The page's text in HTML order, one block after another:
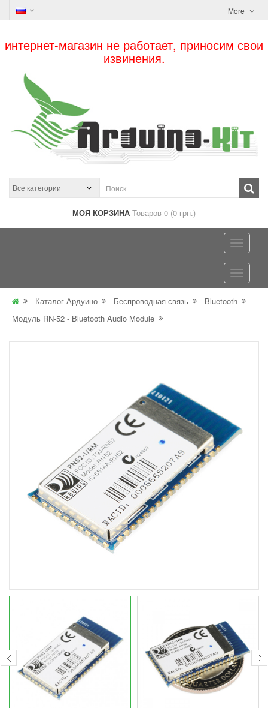
More
интернет-магазин не работает, приносим свои
извинения.
МОЯ КОРЗИНА Товаров 0 (0 грн.)
Каталог Ардуино Беспроводная связь
Bluetooth
Модуль RN-52 - Bluetooth Audio Module